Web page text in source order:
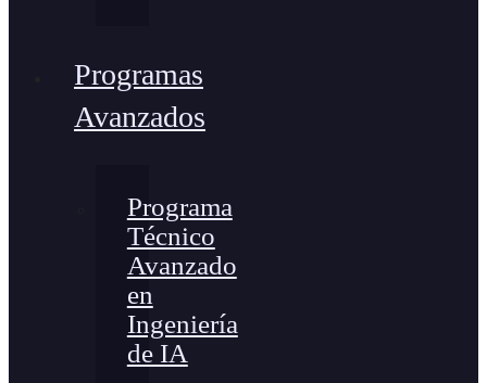
Programas
Avanzados
Programa
Técnico
Avanzado
en
Ingeniería
de IA